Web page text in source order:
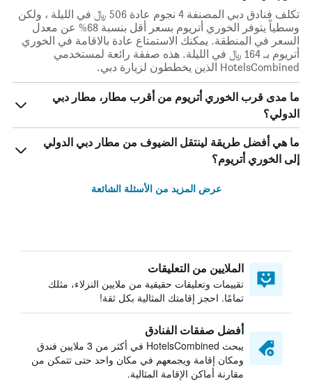
تكلف فنادق دبي المصنفة 4 نجوم عادة 506 ﷼ في الليلة ، ولكن
وسطياً يتوفر الخوري أتريوم بسعر أقل بنسبة 68% عن معدل
السعر في المنطقة. يمكنك الاستمتاع عادة بالاقامة في الخوري
أتريوم بـ 164 ﷼ في الليلة. هذه صفقة رائعة لمستخدمي
HotelsCombined الذين يخططون لزيارة دبي.
ما مدى قرب الخوري أتريوم من أقرب مطار، مطار دبي
الدولي؟
ما هي أفضل طريقة لينتقل الضيوف من مطار دبي الدولي
إلى الخوري أتريوم؟
عرض المزيد من الأسئلة الشائعة
الملايين من التعليقات
تقييمات وتعليقات حقيقية من ملايين النزلاء، مثلك
تمامًا. احجز إقامتك المثالية بكل ثقة!
أفضل صفقات الفنادق
يبحث HotelsCombined في أكثر من 3 ملايين فندق
ومكان إقامة ويجمعهم في مكان واحد حتى تتمكن من
مقارنة أماكن الإقامة المثالية.